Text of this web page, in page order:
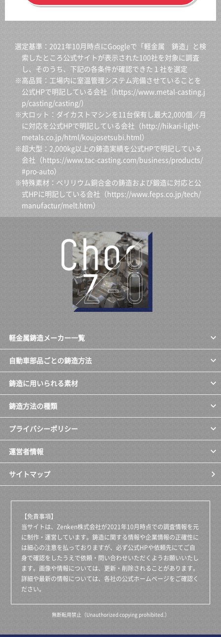
選定基準：2021年10月時点にGoogleで「軽金属 鋳造」と検
索したところ公式サイトが表示された100社を対象に調査
し、そのうち、下記の各条件が確認できた１社を選定
※高品質：工場内に室温管理システム完備させていることを
公式HPで明記している会社（https://www.metal-casting.j
p/casting/casting/）
※大ロット：ダイカストマシンを11台保有し最大2,000個／月
に対応を公式HPで明記している会社（http://hikari-light-
metals.co.jp/html/koujosetsubi.html）
※超大型：2,000kg以上の鋳造実績を公式HPで明記している
会社（https://www.tac-casting.com/business/products/
#pro-auto）
※特殊素材：ベリリウム銅合金の鋳造および鍛造に対応と公
式HPに明記している会社（https://www.feps.co.jp/tech/
manufactur/melt.htm）
軽金属鋳造メーカー一覧
自動車部品ごとの鋳造方法
鋳造に用いられる素材
鋳造方法の種類
プライバシーポリシー
運営者情報
サイトマップ
【免責事項】
当サイトは、Zenken株式会社が2021年10月時点での調査情報を元
に制作・運営しています。鋳造に関する情報や企業情報の正確性に
は細心の注意を払っておりますが、必ず公式HPや依頼先にてご自
身で確認をしたうえで依頼・問い合わせいただくようお願いいたし
ます。画像や情報については、更新・削除されることがあります。
詳細や最新の情報については、各社の公式ホームページをご確認く
ださい。
無断転用禁止（Unauthorized copying prohibited.）